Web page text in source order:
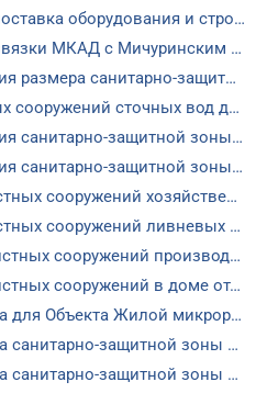
Проектирование, поставка оборудования и строительство очистных сооружений хозяйственно-бытовых cтоков производительностью 1000 м3/с., для ТЦ Леденцово Парк, гипермаркета Globus (Заказчик Development Group 19)
Реконструкции развязки МКАД с Мичуринским проспектом - очистные сооружения ливневых стоков производительностью 420л/с., (заказчик ОАО «МИСК»)
Проект обоснования размера санитарно-защитной зоны АЗС «Егорьевск»
Комплекс очистных сооружений сточных вод для коттеджного поселка «Булгаков»
Проект обоснования санитарно-защитной зоны ОАО «Вимм-Билль-Данн Напитки»
Проект обоснования санитарно-защитной зоны ООО «Технодром»
Эксплуатация очистных сооружений хозяйственно-бытовых стоков производительностью 600 м3/сут. (для коттеджного поселка «Марсель» на территории новой Москвы)
Эксплуатация очистных сооружений ливневых стоков производительностью 30 м3/час (для коттеджного поселка «Марсель» на территории новой Москвы)
Реконструкция очистных сооружений производительностью 1000 м3/сут. в КП «Антоновка» (заказчик ЗАО «Масштаб»)
Реконструкция очистных сооружений в доме отдыха «Строитель»
Разработка проекта для Объекта Жилой микрорайон в Северо-восточной части г. Люберцы
Разработка проекта санитарно-защитной зоны подземных очистных сооружений дождевого стока ЛОС №1 для Объекта Жилой микрорайон в Северо-восточной части г. Люберцы. 6 ПК (заказчик ООО Самолет Девелопмент)
Разработка проекта санитарно-защитной зоны для Объекта «Производственно-складской комплекс» по адресу: Московская область, Истринский район, с.п.Павло-Слободское, с.Павловская слобода (заказчик ООО Терминал)